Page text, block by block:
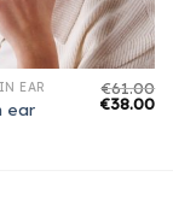
EAR
ear
€61.00
€38.00